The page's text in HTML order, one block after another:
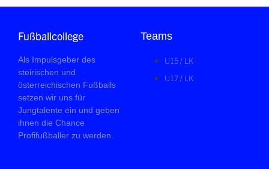
Fußballcollege
Als Impulsgeber des
steirischen und
österreichischen Fußballs
setzen wir uns für
Jungtalente ein und geben
ihnen die Chance
Profifußballer zu werden.
Teams
U15 / LK
U17 / LK